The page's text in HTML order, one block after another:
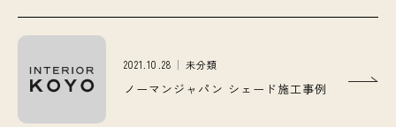
2021.10.28 未分類
ノーマンジャパン シェード施工事例